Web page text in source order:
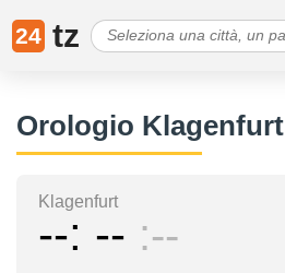
24 tz
Orologio Klagenfurt
Klagenfurt
-- -- --